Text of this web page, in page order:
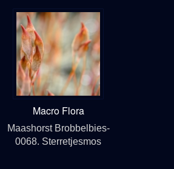
Macro Flora
Maashorst Brobbelbies-
0068. Sterretjesmos